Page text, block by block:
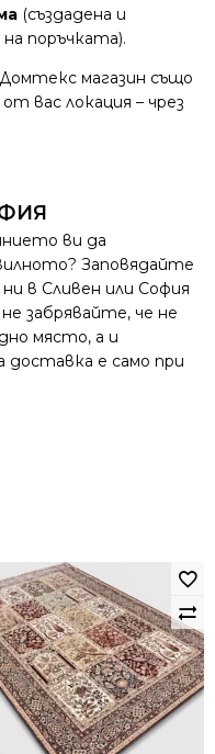
(създадена и
поръчката).
магазин също
вас локация – чрез
ви да
Заповядайте
в Сливен или София
не забрявайте, че не
място, а и
е само при